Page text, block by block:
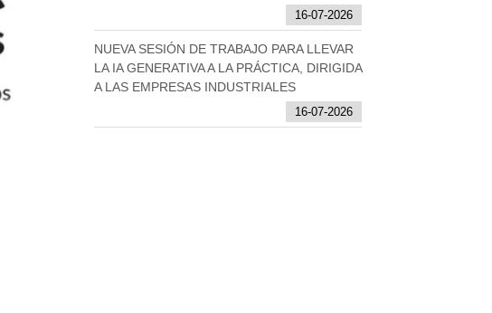
16-07-2026
NUEVA SESIÓN DE TRABAJO PARA LLEVAR
LA IA GENERATIVA A LA PRÁCTICA, DIRIGIDA
A LAS EMPRESAS INDUSTRIALES
16-07-2026